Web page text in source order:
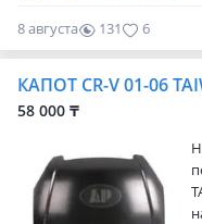
8 августа 131 6
КАПОТ CR-V 01-06
58 000 ₸